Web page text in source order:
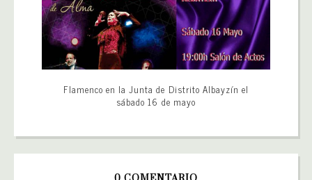
Flamenco en la Junta de Distrito Albayzín el
sábado 16 de mayo